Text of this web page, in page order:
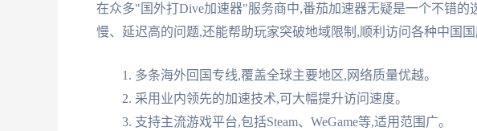
在众多"国外打Dive加速器"服务商中,番茄加速器无疑是一个不错的
慢、延迟高的问题,还能帮助玩家突破地域限制,顺利访问各种中国
多条海外回国专线,覆盖全球主要地区,网络质量优越。
采用业内领先的加速技术,可大幅提升访问速度。
支持主流游戏平台,包括Steam、WeGame等,适用范围广。